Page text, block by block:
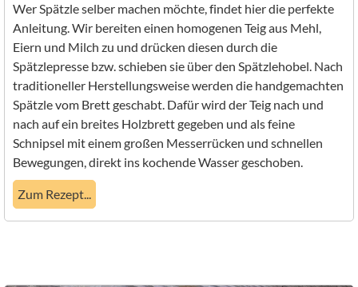
Wer Spätzle selber machen möchte, findet hier die perfekte
Anleitung. Wir bereiten einen homogenen Teig aus Mehl,
Eiern und Milch zu und drücken diesen durch die
Spätzlepresse bzw. schieben sie über den Spätzlehobel. Nach
traditioneller Herstellungsweise werden die handgemachten
Spätzle vom Brett geschabt. Dafür wird der Teig nach und
nach auf ein breites Holzbrett gegeben und als feine
Schnipsel mit einem großen Messerrücken und schnellen
Bewegungen, direkt ins kochende Wasser geschoben.
Zum Rezept...